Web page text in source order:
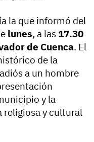
la que informó del
lunes, a las 17.30
de Cuenca. El
de la
a un hombre
y la
religiosa y cultural